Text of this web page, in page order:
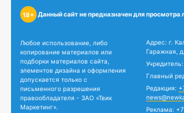
18+ Данный сайт не предназначен для просмотра
Любое использование, либо
копирование материалов или
подборки материалов сайта,
элементов дизайна и оформления
допускается только с
письменного разрешения
правообладателя - ЗАО «Твик
Маркетинг».
Адрес: г.
Гаражная,
Главный
Редакция:
Реклама: